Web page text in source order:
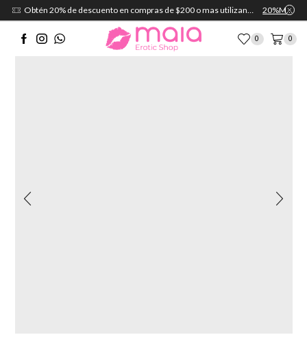
Obtén 20% de descuento en compras de $200 o mas utilizando el cupón: 20%MAIA
0 0